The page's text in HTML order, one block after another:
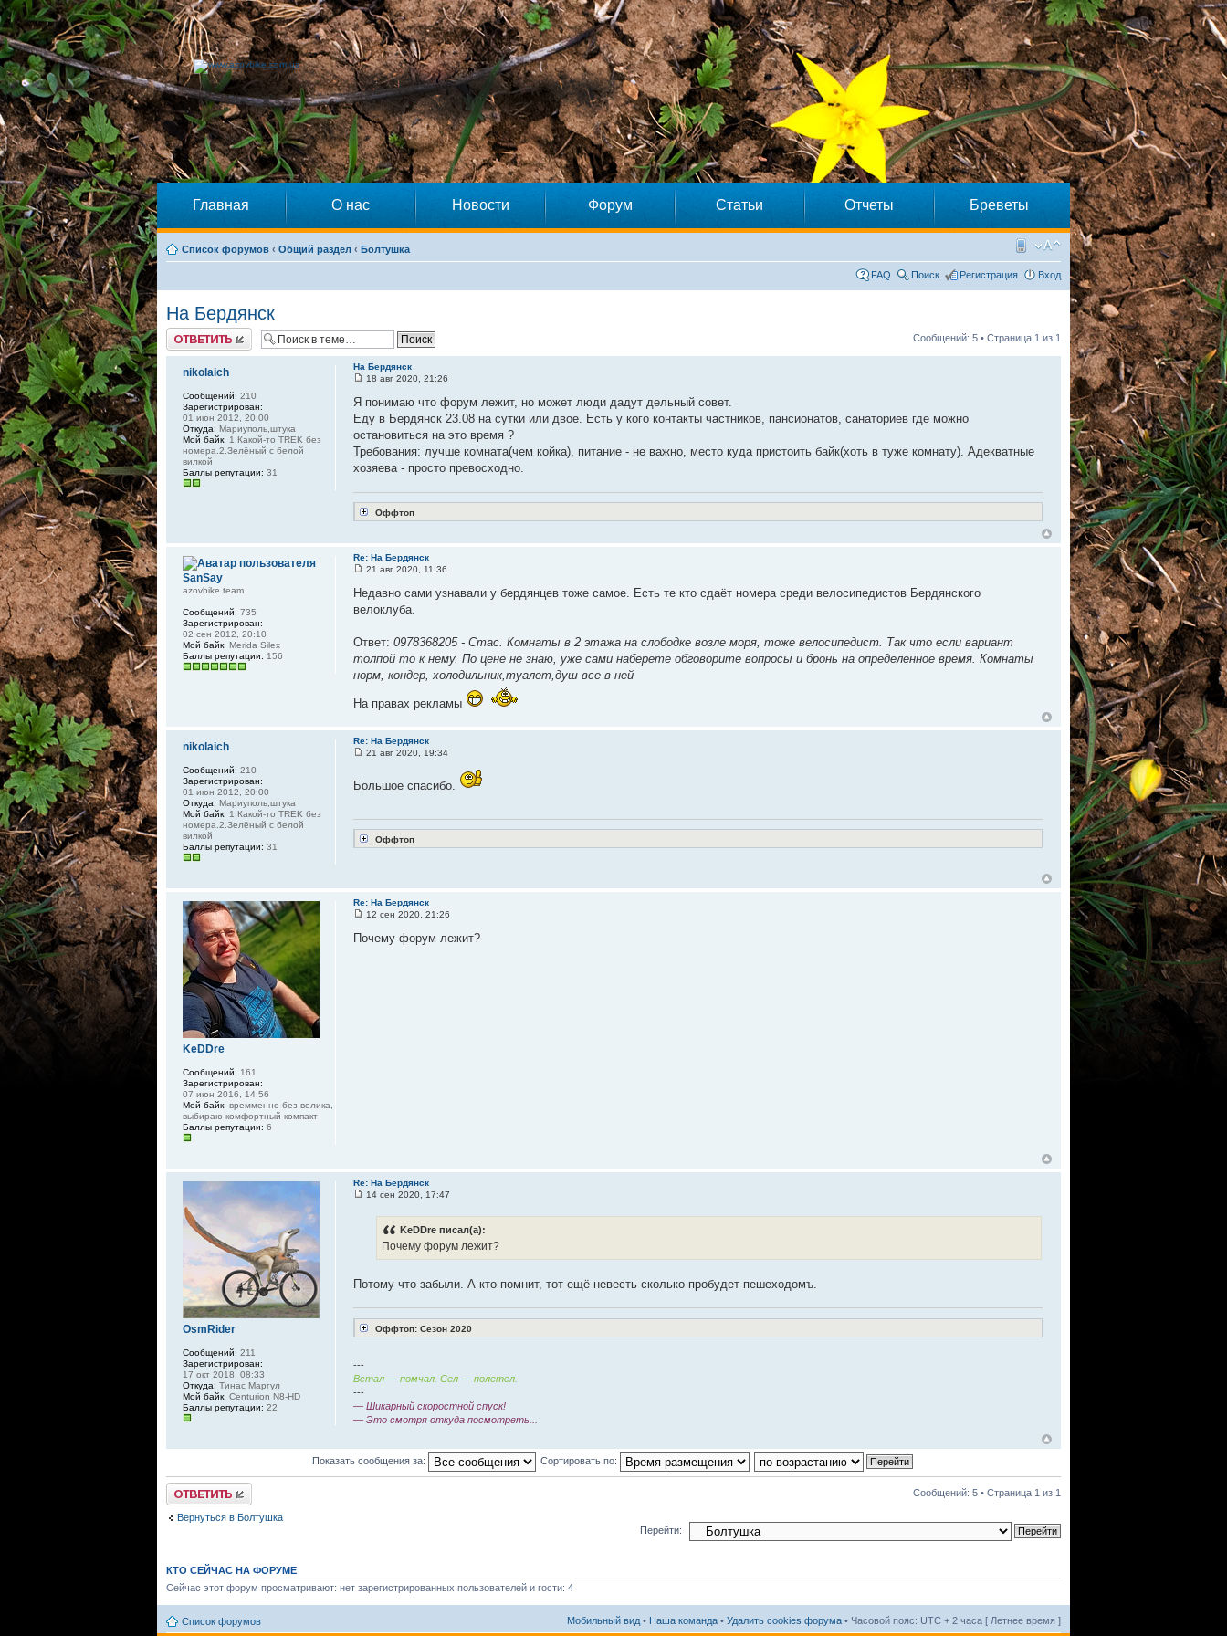
Главная О нас Новости Форум Статьи Отчеты Бреветы
Список форумов ‹ Общий раздел ‹ Болтушка
FAQ Поиск Регистрация Вход
На Бердянск
Ответить Сообщений: 5 • Страница 1 из 1
На Бердянск
18 авг 2020, 21:26
Я понимаю что форум лежит, но может люди дадут дельный совет.
Еду в Бердянск 23.08 на сутки или двое. Есть у кого контакты частников, пансионатов, санаториев где можно
остановиться на это время ?
Требования: лучше комната(чем койка), питание - не важно, место куда пристоить байк(хоть в туже комнату). Адекватные
хозяева - просто превосходно.
Оффтоп
nikolaich
Сообщений: 210
Зарегистрирован:
01 июн 2012, 20:00
Откуда: Мариуполь,штука
Мой байк: 1.Какой-то TREK без
номера.2.Зелёный с белой
вилкой
Баллы репутации: 31
Re: На Бердянск
21 авг 2020, 11:36
Недавно сами узнавали у бердянцев тоже самое. Есть те кто сдаёт номера среди велосипедистов Бердянского
велоклуба.
Ответ: 0978368205 - Стас. Комнаты в 2 этажа на слободке возле моря, тоже велосипедист. Так что если вариант
толпой то к нему. По цене не знаю, уже сами наберете обговорите вопросы и бронь на определенное время. Комнаты
норм, кондер, холодильник,туалет,душ все в ней
На правах рекламы
SanSay
azovbike team
Сообщений: 735
Зарегистрирован:
02 сен 2012, 20:10
Мой байк: Merida Silex
Баллы репутации: 156
Re: На Бердянск
21 авг 2020, 19:34
Большое спасибо.
Оффтоп
nikolaich
Сообщений: 210
Зарегистрирован:
01 июн 2012, 20:00
Откуда: Мариуполь,штука
Мой байк: 1.Какой-то TREK без
номера.2.Зелёный с белой
вилкой
Баллы репутации: 31
Re: На Бердянск
12 сен 2020, 21:26
Почему форум лежит?
KeDDre
Сообщений: 161
Зарегистрирован:
07 июн 2016, 14:56
Мой байк: времменно без велика,
выбираю комфортный компакт
Баллы репутации: 6
Re: На Бердянск
14 сен 2020, 17:47
KeDDre писал(а):
Почему форум лежит?
Потому что забыли. А кто помнит, тот ещё невесть сколько пробудет пешеходомъ.
Оффтоп: Сезон 2020
---
Встал — помчал. Сел — полетел.
---
— Шикарный скоростной спуск!
— Это смотря откуда посмотреть...
OsmRider
Сообщений: 211
Зарегистрирован:
17 окт 2018, 08:33
Откуда: Тинас Маргул
Мой байк: Centurion N8-HD
Баллы репутации: 22
Показать сообщения за: Сортировать по:
Ответить Сообщений: 5 • Страница 1 из 1
Вернуться в Болтушка
Перейти:
КТО СЕЙЧАС НА ФОРУМЕ
Сейчас этот форум просматривают: нет зарегистрированных пользователей и гости: 4
Список форумов Мобильный вид • Наша команда • Удалить cookies форума • Часовой пояс: UTC + 2 часа [ Летнее время ]